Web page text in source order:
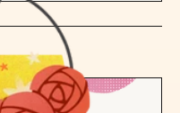
燭是...